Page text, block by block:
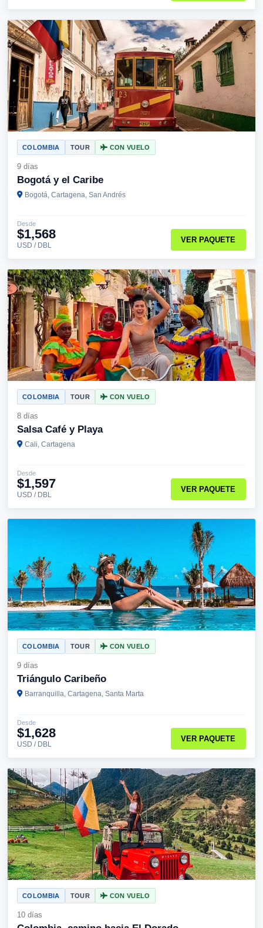
COLOMBIA TOUR CON VUELO
9 días
Bogotá y el Caribe
Bogotá, Cartagena, San Andrés
Desde
$1,568
USD / DBL
VER PAQUETE
COLOMBIA TOUR CON VUELO
8 días
Salsa Café y Playa
Cali, Cartagena
Desde
$1,597
USD / DBL
VER PAQUETE
COLOMBIA TOUR CON VUELO
9 días
Triángulo Caribeño
Barranquilla, Cartagena, Santa Marta
Desde
$1,628
USD / DBL
VER PAQUETE
COLOMBIA TOUR CON VUELO
10 días